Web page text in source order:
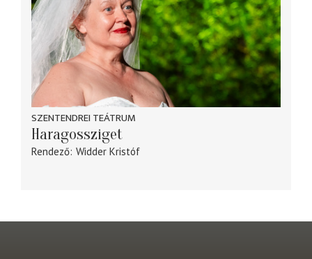
SZENTENDREI TEÁTRUM
Haragossziget
Rendező Widder Kristóf